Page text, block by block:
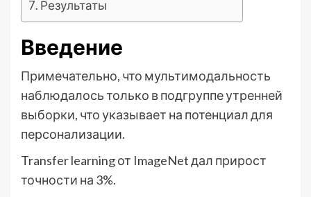
Результаты
Введение
Примечательно, что мультимодальность
наблюдалось только в подгруппе утренней
выборки, что указывает на потенциал для
персонализации.
Transfer learning от ImageNet дал прирост
точности на 3%.